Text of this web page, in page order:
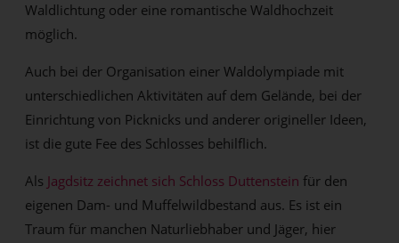
Waldlichtung oder eine romantische Waldhochzeit
möglich.
Auch bei der Organisation einer Waldolympiade mit
unterschiedlichen Aktivitäten auf dem Gelände, bei der
Einrichtung von Picknicks und anderer origineller Ideen,
ist die gute Fee des Schlosses behilflich.
Als Jagdsitz zeichnet sich Schloss Duttenstein für den
eigenen Dam- und Muffelwildbestand aus. Es ist ein
Traum für manchen Naturliebhaber und Jäger, hier